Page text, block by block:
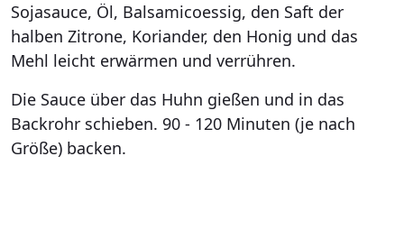
Sojasauce, Öl, Balsamicoessig, den Saft der
halben Zitrone, Koriander, den Honig und das
Mehl leicht erwärmen und verrühren.
Die Sauce über das Huhn gießen und in das
Backrohr schieben. 90 - 120 Minuten (je nach
Größe) backen.